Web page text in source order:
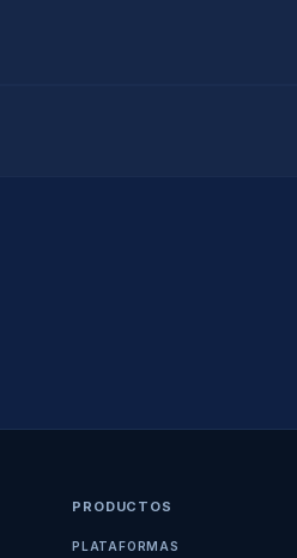
PRODUCTOS
PLATAFORMAS